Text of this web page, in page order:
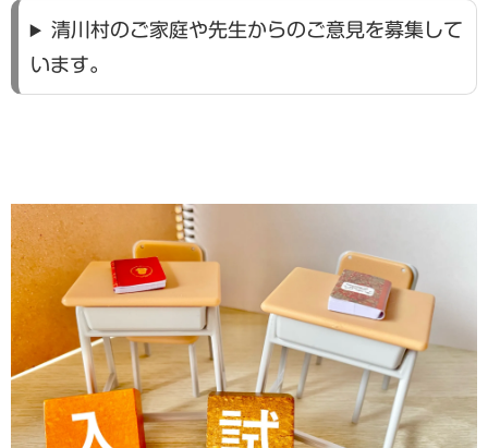
清川村のご家庭や先生からのご意見を募集して
います。